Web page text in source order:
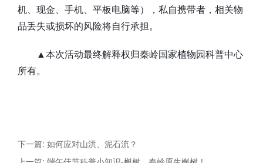
机、现金、手机、平板电脑等），私自携带者，相关物
品丢失或损坏的风险将自行承担。
▲本次活动最终解释权归秦岭国家植物园科普中心
所有。
下一篇: 如何应对山洪、泥石流？